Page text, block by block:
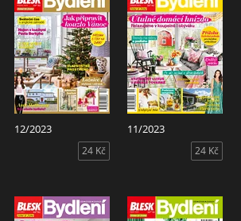
12/2023
24 Kč
11/2023
24 Kč